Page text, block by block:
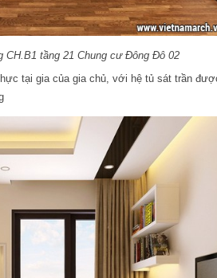
CH.B1 tầng 21 Chung cư Đông Đô 02
tại gia của gia chủ, với hệ tủ sát trần